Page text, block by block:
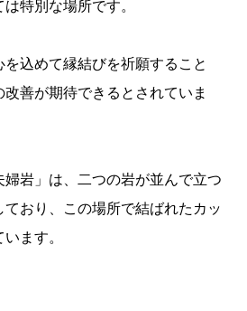
特別な場所です。
込めて縁結びを祈願すること
善が期待できるとされていま
婦岩」は、二つの岩が並んで立つ
おり、この場所で結ばれたカッ
ます。